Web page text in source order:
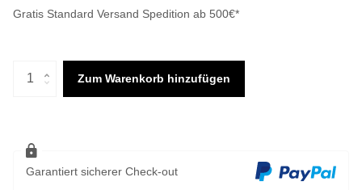
Gratis Standard Versand Spedition ab 500€*
Zum Warenkorb hinzufügen
Garantiert sicherer Check-out